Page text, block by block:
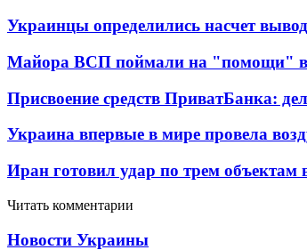
Украинцы определились насчет
Майора ВСП поймали на "помощи"
Присвоение средств ПриватБанка:
Украина впервые в мире провела
Иран готовил удар по трем
Читать комментарии
Новости Украины